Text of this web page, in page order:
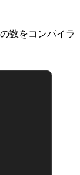
数をコンパイラ